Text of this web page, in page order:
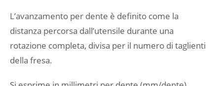
L’avanzamento per dente è definito come la
distanza percorsa dall’utensile durante una
rotazione completa, divisa per il numero di taglienti
della fresa.